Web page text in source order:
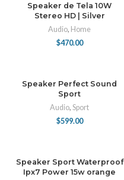
Speaker de Tela 10W
Stereo HD | Silver
Audio, Home
$470.00
Speaker Perfect Sound
Sport
Audio, Sport
$599.00
Speaker Sport Waterproof
Ipx7 Power 15w orange